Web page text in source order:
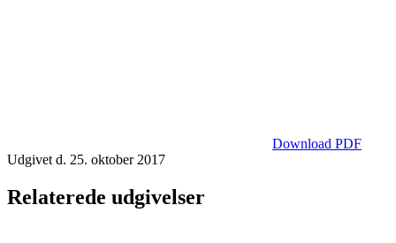
Download PDF
Udgivet d. 25. oktober 2017
Relaterede udgivelser